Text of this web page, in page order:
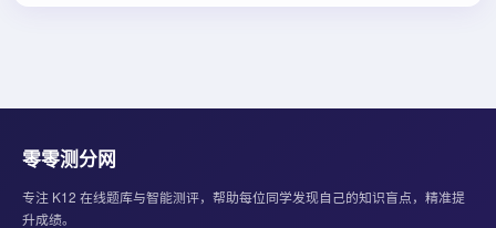
零零测分网
专注 K12 在线题库与智能测评，帮助每位同学发现自己的知识盲点，精准提
升成绩。